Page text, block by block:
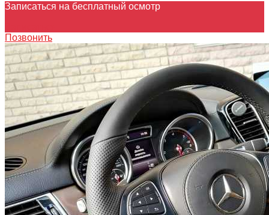
Записаться на бесплатный осмотр
Позвонить